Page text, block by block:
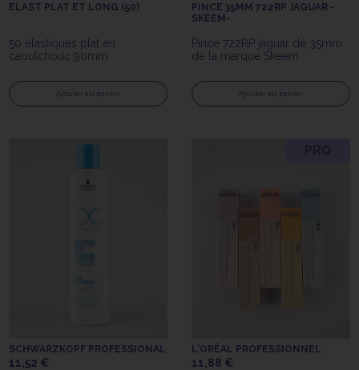
ELAST PLAT ET LONG (50)
50 élastiques plat en
caoutchouc 90mm
Ajouter au panier
PINCE 35MM 722RP JAGUAR -
SKEEM-
Pince 722RP jaguar de 35mm
de la marque Skeem
Ajouter au panier
SCHWARZKOPF PROFESSIONAL
11,52 €
L'ORÉAL PROFESSIONNEL
11,88 €